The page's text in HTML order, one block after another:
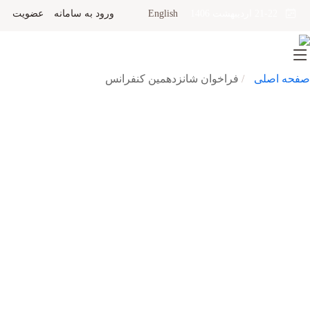
English ورود به سامانه عضویت
صفحه اصلی فراخوان شانزدهمین کنفرانس